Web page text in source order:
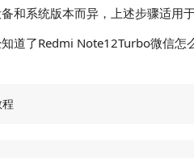
和系统版本而异，上述步骤适用
道了Redmi Note12Turbo微信